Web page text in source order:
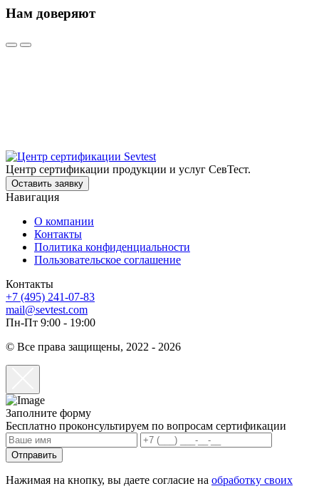
Нам доверяют
Центр сертификации продукции и услуг СевТест.
Оставить заявку
Навигация
О компании
Контакты
Политика конфиденциальности
Пользовательское соглашение
Контакты
+7 (495) 241-07-83
mail@sevtest.com
Пн-Пт 9:00 - 19:00
© Все права защищены, 2022 - 2026
Заполните форму
Бесплатно проконсультируем по вопросам сертификации
Отправить
Нажимая на кнопку, вы даете согласие на обработку своих